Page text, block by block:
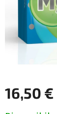
16,50 €